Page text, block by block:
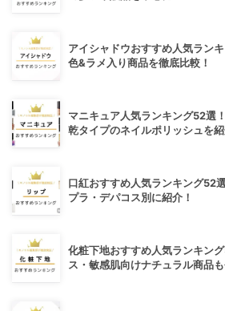
アイシャドウおすすめ人気ラン
色&ラメ入り商品を徹底比較！
マニキュア人気ランキング52選
乾タイプのネイルポリッシュを紹
口紅おすすめ人気ランキング52
プラ・デパコス別に紹介！
化粧下地おすすめ人気ランキン
ス・敏感肌向けナチュラル商品も